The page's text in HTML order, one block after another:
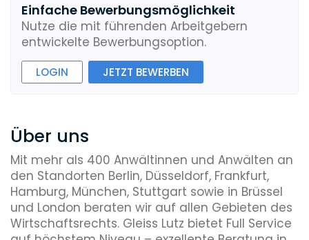
Einfache Bewerbungsmöglichkeit
Nutze die mit führenden Arbeitgebern
entwickelte Bewerbungsoption.
LOGIN JETZT BEWERBEN
Über uns
Mit mehr als 400 Anwältinnen und Anwälten an
den Standorten Berlin, Düsseldorf, Frankfurt,
Hamburg, München, Stuttgart sowie in Brüssel
und London beraten wir auf allen Gebieten des
Wirtschaftsrechts. Gleiss Lutz bietet Full Service